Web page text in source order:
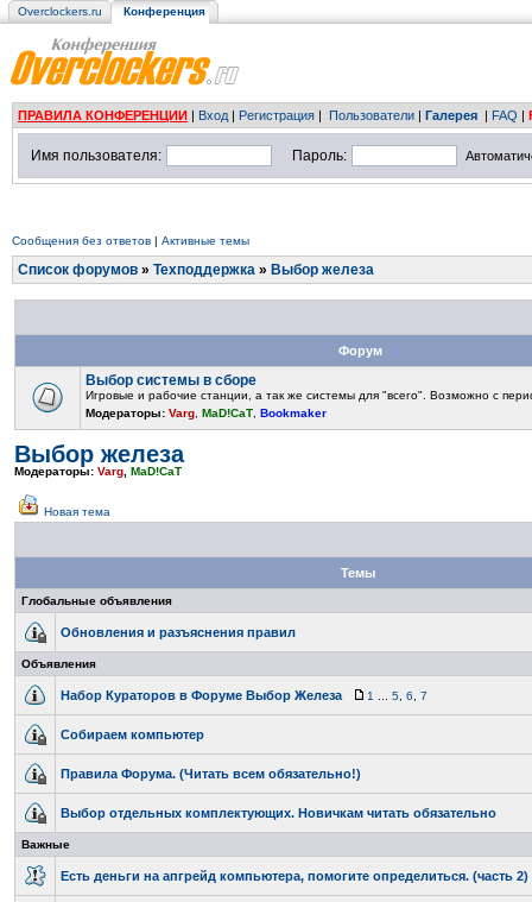
Overclockers.ru Конференция
ПРАВИЛА КОНФЕРЕНЦИИ | Вход | Регистрация | Пользователи | Галерея | FAQ |
Имя пользователя: Пароль:
Сообщения без ответов | Активные темы
Список форумов » Техподдержка » Выбор железа
Форум
Выбор системы в сборе
Игровые и рабочие станции, а так же системы для "всего". Возможно с
Модераторы: Varg MaD!CaT Bookmaker
Выбор железа
Модераторы: Varg MaD!CaT
Новая тема
Темы
Глобальные объявления
Обновления и разъяснения правил
Объявления
Набор Кураторов в Форуме Выбор Железа 1 5 6 7
Собираем компьютер
Правила Форума. (Читать всем обязательно!)
Выбор отдельных комплектующих. Новичкам читать обязательно
Важные
Есть деньги на апгрейд компьютера, помогите определиться. (часть 2)